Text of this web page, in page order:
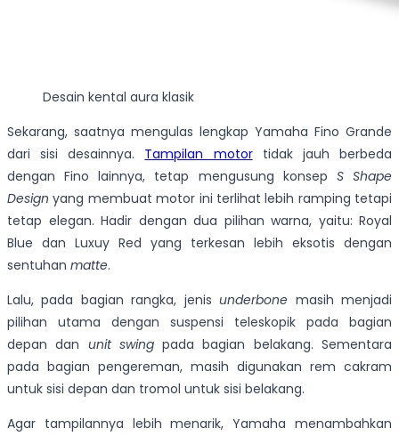
Desain kental aura klasik
Sekarang, saatnya mengulas lengkap Yamaha Fino Grande
dari sisi desainnya. Tampilan motortidak jauh berbeda
dengan Fino lainnya, tetap mengusung konsep S Shape
Design yang membuat motor ini terlihat lebih ramping tetapi
tetap elegan. Hadir dengan dua pilihan warna, yaitu: Royal
Blue dan Luxuy Red yang terkesan lebih eksotis dengan
sentuhan matte.
Lalu, pada bagian rangka, jenisunderbone masih menjadi
pilihan utama dengan suspensi teleskopik pada bagian
depan dan unit swingpada bagian belakang. Sementara
pada bagian pengereman, masih digunakan rem cakram
untuk sisi depan dan tromol untuk sisi belakang.
Agar tampilannya lebih menarik, Yamaha menambahkan